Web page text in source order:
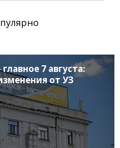
7 августа:
от УЗ